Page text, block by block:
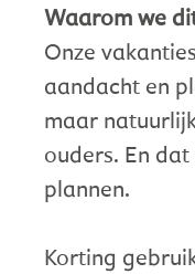
Waarom we
Onze
aandacht en
maar
ouders. En
plannen.
Korting